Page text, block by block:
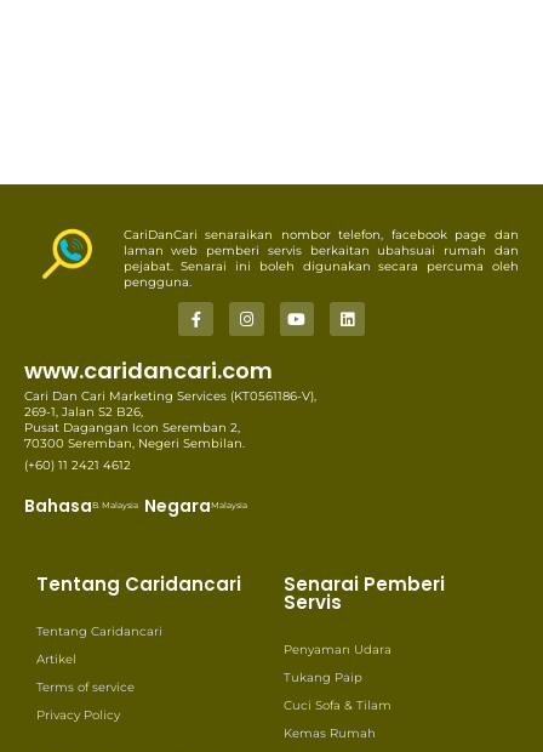
CariDanCari senaraikan nombor telefon, facebook page dan
laman web pemberi servis berkaitan ubahsuai rumah dan
pejabat. Senarai ini boleh digunakan secara percuma oleh
pengguna.
www.caridancari.com
Cari Dan Cari Marketing Services (KT0561186-V),
269-1, Jalan S2 B26,
Pusat Dagangan Icon Seremban 2,
70300 Seremban, Negeri Sembilan.
(+60) 11 2421 4612
BahasaB. Malaysia NegaraMalaysia
Tentang Caridancari
Tentang Caridancari
Artikel
Terms of service
Privacy Policy
Senarai Pemberi
Servis
Penyaman Udara
Tukang Paip
Cuci Sofa & Tilam
Kemas Rumah